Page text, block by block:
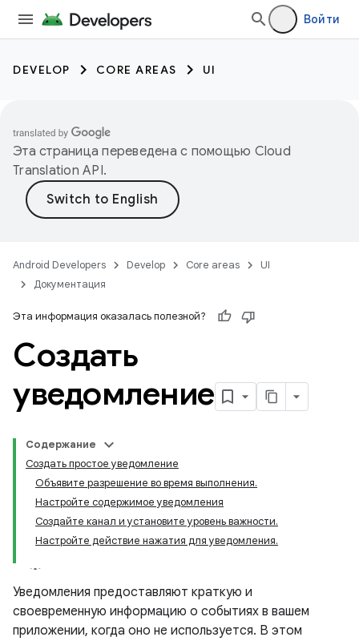
Войти
DEVELOP CORE AREAS UI
Эта страница переведена с помощью Cloud
Translation API.
Android Developers Develop Core areas
UI
Документация
Эта информация оказалась полезной?
Создать
уведомление
Содержание
Создать простое уведомление
Объявите разрешение во время выполнения.
Настройте содержимое уведомления
Создайте канал и установите уровень важности.
Настройте действие нажатия для уведомления.
Уведомления предоставляют краткую и
своевременную информацию о событиях в вашем
приложении, когда оно не используется. В этом